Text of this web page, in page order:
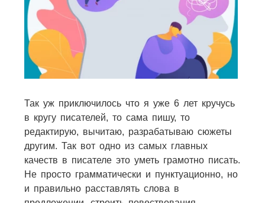
Так уж приключилось что я уже 6 лет кручусь
в кругу писателей, то сама пишу, то
редактирую, вычитаю, разрабатываю сюжеты
другим. Так вот одно из самых главных
качеств в писателе это уметь грамотно писать.
Не просто грамматически и пунктуационно, но
и правильно расставлять слова в